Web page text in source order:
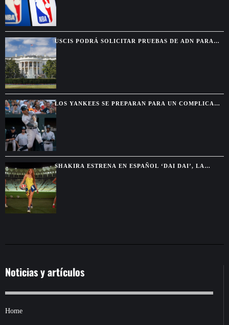
USCIS PODRÁ SOLICITAR PRUEBAS DE ADN PARA
VERIFICAR VÍNCULOS FAMILIARES
LOS YANKEES SE PREPARAN PARA UN COMPLICADO
AJUSTE DE ROSTER CON VARIOS REGRESOS EN
CAMINO
SHAKIRA ESTRENA EN ESPAÑOL ‘DAI DAI’, LA
CANCIÓN OFICIAL DEL MUNDIAL 2026
Noticias y artículos
Home